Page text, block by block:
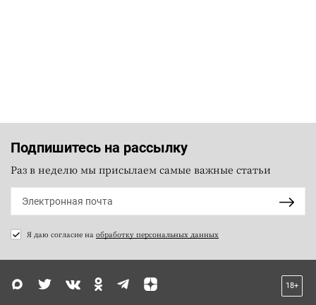
Подпишитесь на рассылку
Раз в неделю мы присылаем самые важные статьи
Я даю согласие на обработку персональных данных
18+